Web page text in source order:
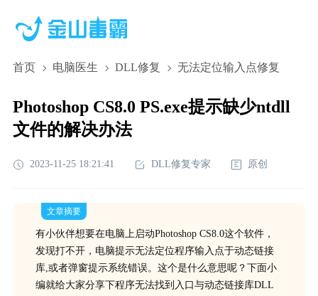
首页 电脑医生 DLL修复 无法定位输入点修复
Photoshop CS8.0 PS.exe提示缺少ntdll
文件的解决办法
2023-11-25 18:21:41 DLL修复专家 原创
文章摘要
有小伙伴想要在电脑上启动Photoshop CS8.0这个软件，
发现打不开，电脑提示无法定位程序输入点于动态链接
库,或者弹窗提示系统错误。这个是什么意思呢？下面小
编就给大家分享下程序无法找到入口与动态链接库DLL